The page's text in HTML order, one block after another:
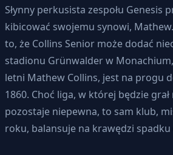
Słynny perkusista zespołu Genesis
kibicować swojemu synowi,
to, że Collins Senior może dodać
stadionu Grünwalder w
letni Mathew Collins, jest na progu
1860. Choć liga, w której będzie grał
pozostaje niepewna, to sam klub,
roku, balansuje na krawędzi